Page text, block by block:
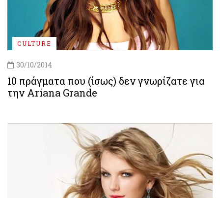
CULTURE
30/10/2014
10 πράγματα που (ίσως) δεν γνωρίζατε για
την Ariana Grande